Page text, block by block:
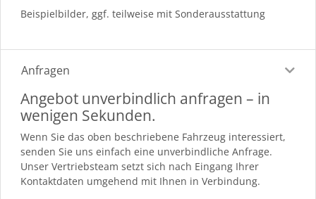
Beispielbilder, ggf. teilweise mit Sonderausstattung
Anfragen
Angebot unverbindlich anfragen – in
wenigen Sekunden.
Wenn Sie das oben beschriebene Fahrzeug interessiert,
senden Sie uns einfach eine unverbindliche Anfrage.
Unser Vertriebsteam setzt sich nach Eingang Ihrer
Kontaktdaten umgehend mit Ihnen in Verbindung.